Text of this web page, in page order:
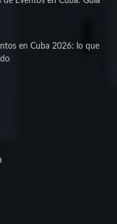
en Cuba 2026: lo que